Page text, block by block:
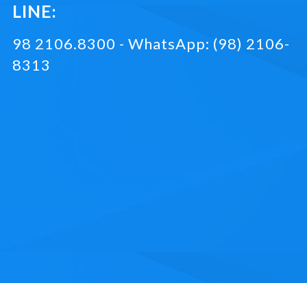
LINE:
98 2106.8300 - WhatsApp: (98) 2106-
8313